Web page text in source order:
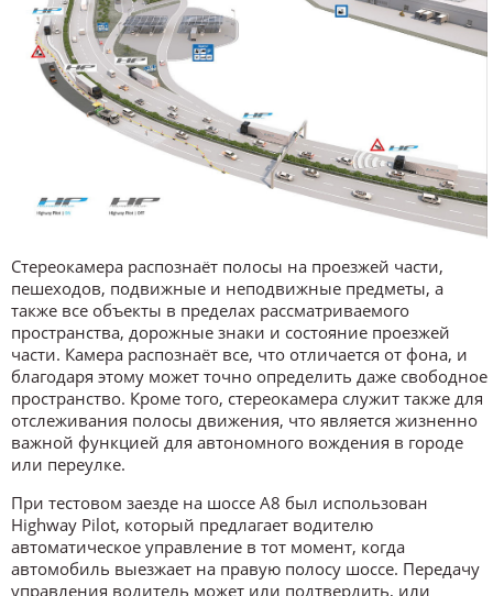
Стереокамера распознаёт полосы на проезжей части,
пешеходов, подвижные и неподвижные предметы, а
также все объекты в пределах рассматриваемого
пространства, дорожные знаки и состояние проезжей
части. Камера распознаёт все, что отличается от фона, и
благодаря этому может точно определить даже свободное
пространство. Кроме того, стереокамера служит также для
отслеживания полосы движения, что является жизненно
важной функцией для автономного вождения в городе
или переулке.
При тестовом заезде на шоссе A8 был использован
Highway Pilot, который предлагает водителю
автоматическое управление в тот момент, когда
автомобиль выезжает на правую полосу шоссе. Передачу
управления водитель может или подтвердить, или